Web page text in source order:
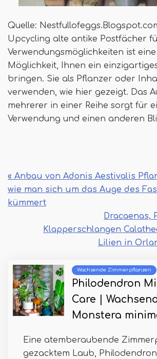
Quelle:
Upcycling alte antike Postfächer
Verwendungsmöglichkeiten ist
Möglichkeit, Ihnen ein
bringen. Sie als Pflanzer oder
verwenden, wie hier gezeigt. Das
mehrerer in einer Reihe sorgt für
Verwendung und einen anderen
« Anbau von Adonis Aestivalis
wie man sich um das Auge des
kümmert
Dracaenas,
Klapperschlangen
Lilien in
Wachsende Zimmerpflanzen
Philodendron
Care |
Monstera
Eine atemberaubende
gezacktem Laub,